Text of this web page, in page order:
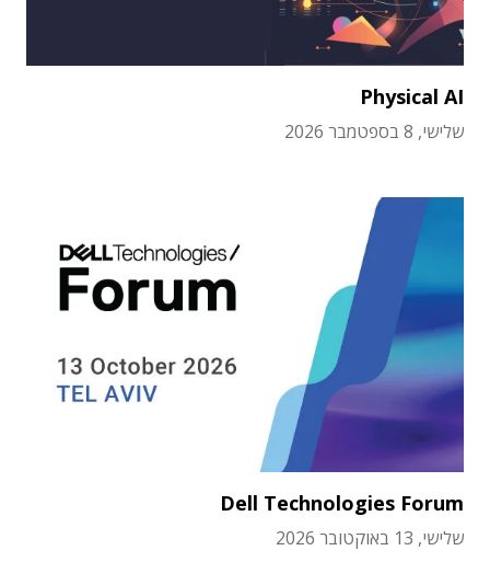
Physical AI
שלישי, 8 בספטמבר 2026
Dell Technologies Forum
שלישי, 13 באוקטובר 2026